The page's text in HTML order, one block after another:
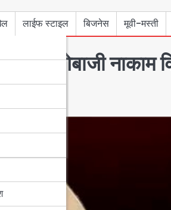
लाईफ स्टाइल बिजनेस मूवी-मस्ती
की अड़ंगेबाजी नाकाम